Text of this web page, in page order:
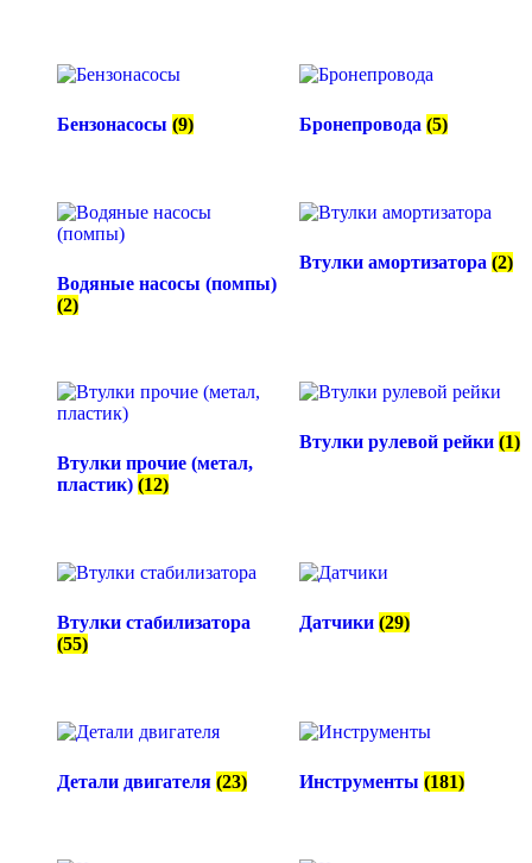
Бензонасосы (9) Бронепровода (5)
Водяные насосы (помпы)
(2)
Втулки амортизатора (2)
Втулки прочие (метал,
пластик) (12)
Втулки рулевой рейки (1)
Втулки стабилизатора
(55)
Датчики (29)
Детали двигателя (23) Инструменты (181)